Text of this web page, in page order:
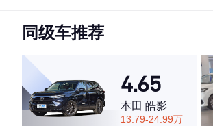
·空间表现较为优秀，优于69%同级车
同级车推荐
4.65
本田 皓影
13.79-24.99万